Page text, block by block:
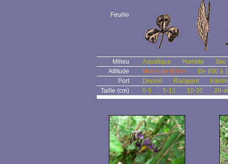
Feuille
Milieu Aquatique Humide
Sec
Altitude
Moins de 600 m
De 600 à
Port
Dressé Rampant
Taille (cm)
0-5 5-10 10-20 20-